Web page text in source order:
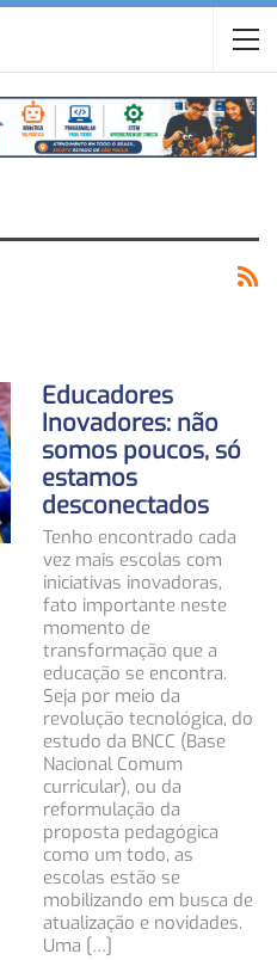
Educadores
Inovadores: não
somos poucos, só
estamos
desconectados
Tenho encontrado cada
vez mais escolas com
iniciativas inovadoras,
fato importante neste
momento de
transformação que a
educação se encontra.
Seja por meio da
revolução tecnológica, do
estudo da BNCC (Base
Nacional Comum
curricular), ou da
reformulação da
proposta pedagógica
como um todo, as
escolas estão se
mobilizando em busca de
atualização e novidades.
Uma […]